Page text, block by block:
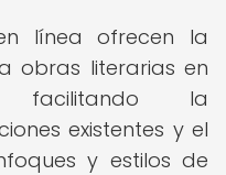
línea ofrecen la
obras literarias en
facilitando la
existentes y el
y estilos de